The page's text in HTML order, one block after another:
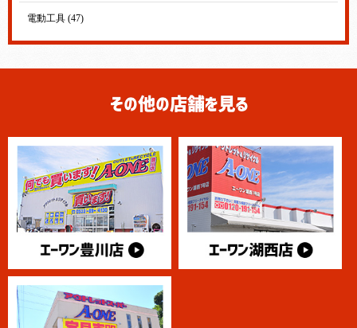
電動工具 (47)